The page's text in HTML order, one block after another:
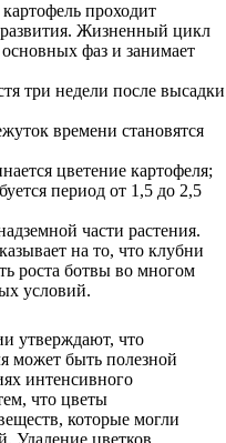
проходит
развития. Жизненный цикл
основных фаз и занимает
три недели после высадки
времени становятся
цветение картофеля;
период от 1,5 до 2,5
части растения.
на то, что клубни
роста ботвы во многом
условий.
утверждают, что
может быть полезной
интенсивного
что цветы
которые могли
Удаление цветков